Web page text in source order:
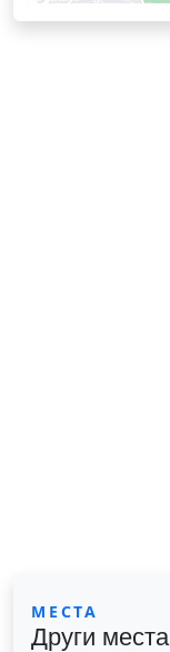
МЕСТА
Други места